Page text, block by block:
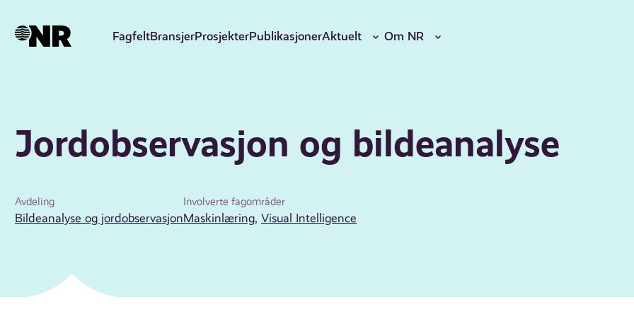
hovedinnhold
FagfeltBransjerProsjekterPublikasjonerAktuelt Om NR
Jordobservasjon og bildeanalyse
Avdeling
Bildeanalyse og jordobservasjon
Involverte fagområder
Maskinlæring,Visual Intelligence